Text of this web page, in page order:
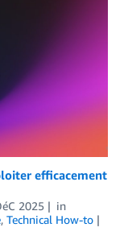
efficacement
2025
in
, Technical How-to